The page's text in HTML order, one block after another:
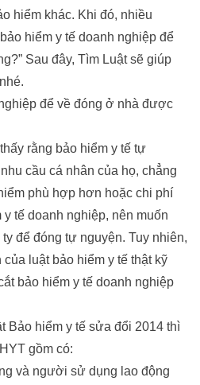
hiểm khác. Khi đó, nhiều
hiểm y tế doanh nghiệp để
Sau đây, Tìm Luậtsẽ giúp
để về đóng ở nhà được
rằng bảo hiểm y tế tự
cầu cá nhân của họ, chẳng
phù hợp hơn hoặc chi phí
tế doanh nghiệp, nên muốn
để đóng tự nguyện. Tuy nhiên,
luật bảo hiểm y tế thật kỹ
bảo hiểm y tế doanh nghiệp
Bảo hiểm y tế sửa đổi 2014 thì
gồm có:
và người sử dụng lao động